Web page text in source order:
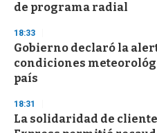
de programa radial
18:33
Gobierno declaró la
condiciones
país
18:31
La solidaridad de